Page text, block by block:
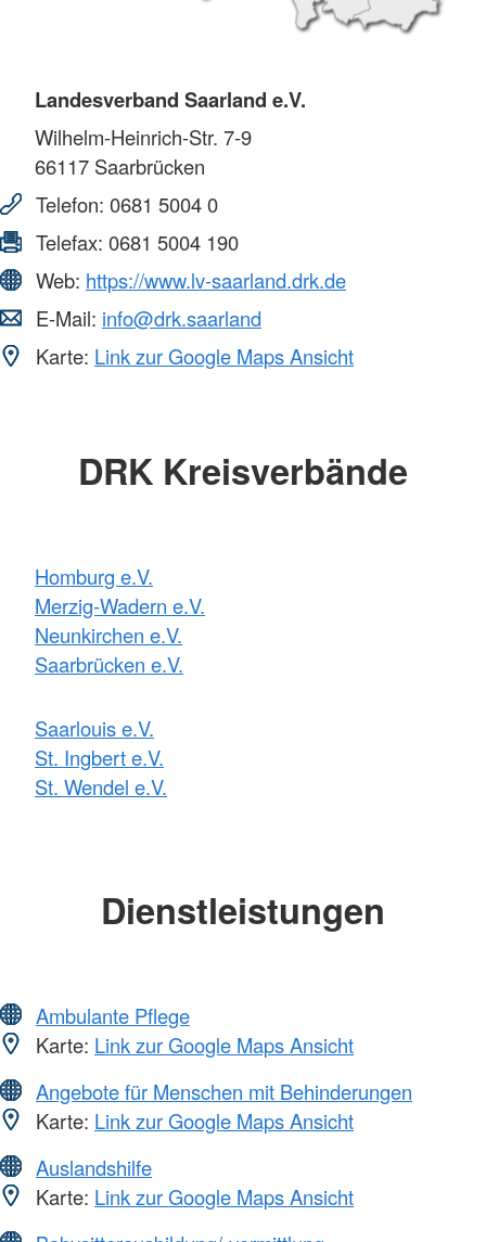
Landesverband Saarland e.V.
Wilhelm-Heinrich-Str. 7-9
66117 Saarbrücken
Telefon: 0681 5004 0
Telefax: 0681 5004 190
Web: https://www.lv-saarland.drk.de
E-Mail: info@drk.saarland
Karte: Link zur Google Maps Ansicht
DRK Kreisverbände
Homburg e.V.
Merzig-Wadern e.V.
Neunkirchen e.V.
Saarbrücken e.V.
Saarlouis e.V.
St. Ingbert e.V.
St. Wendel e.V.
Dienstleistungen
Ambulante Pflege
Karte: Link zur Google Maps Ansicht
Angebote für Menschen mit Behinderungen
Karte: Link zur Google Maps Ansicht
Auslandshilfe
Karte: Link zur Google Maps Ansicht